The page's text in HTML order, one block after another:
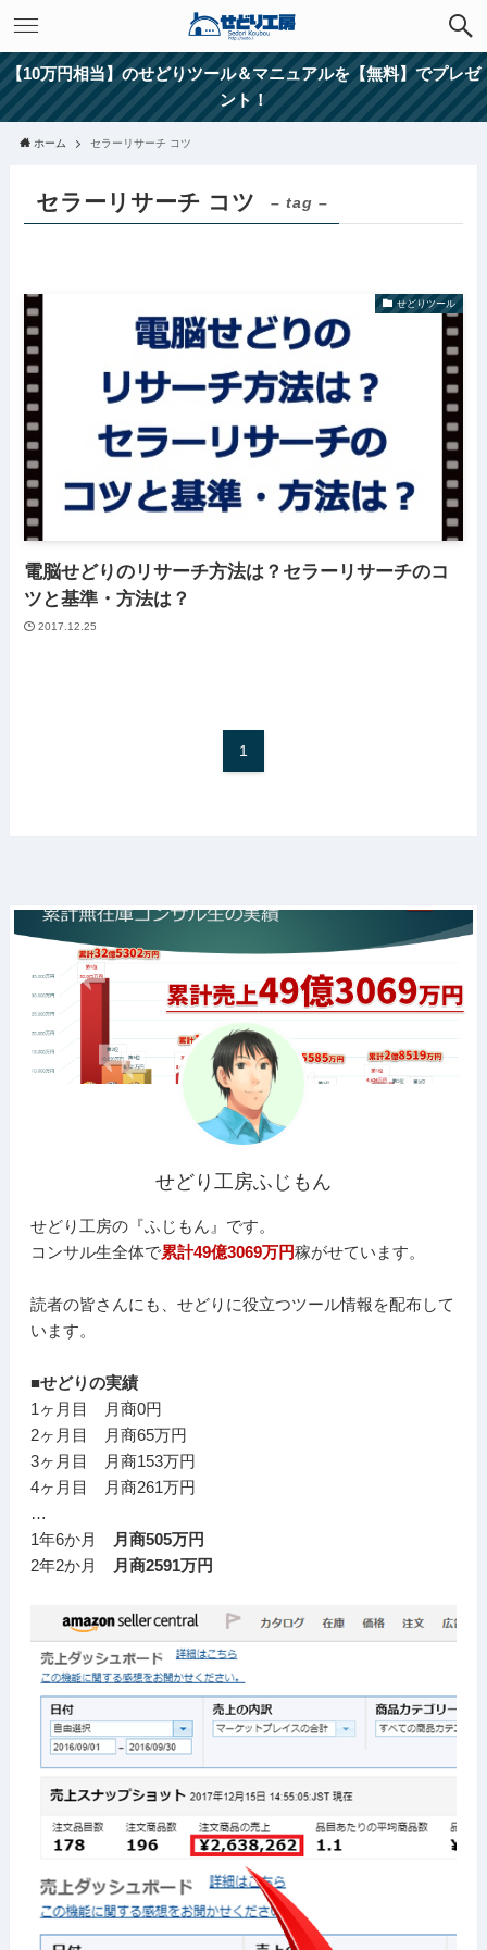
【10万円相当】のせどりツール＆マニュアルを【無料】でプレゼ
ント！
ホーム セラーリサーチ コツ
セラーリサーチ コツ – tag –
せどりツール
電脳せどりのリサーチ方法は？セラーリサーチのコ
ツと基準・方法は？
2017.12.25
1
せどり工房ふじもん
せどり工房の『ふじもん』です。
コンサル生全体で累計49億3069万円稼がせています。
読者の皆さんにも、せどりに役立つツール情報を配布して
います。
■せどりの実績
1ヶ月目 月商0円
2ヶ月目 月商65万円
3ヶ月目 月商153万円
4ヶ月目 月商261万円
…
1年6か月
月商505万円
2年2か月
月商2591万円